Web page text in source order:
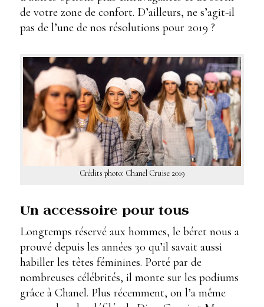
de votre zone de confort. D’ailleurs, ne s’agit-il
pas de l’une de nos résolutions pour 2019 ?
Crédits photo: Chanel Cruise 2019
Un accessoire pour tous
Longtemps réservé aux hommes, le béret nous a
prouvé depuis les années 30 qu’il savait aussi
habiller les têtes féminines. Porté par de
nombreuses célébrités, il monte sur les podiums
grâce à Chanel. Plus récemment, on l’a même